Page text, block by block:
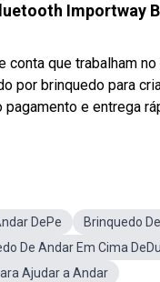
Importway
que trabalham
por brinquedo para
e entrega
DePe
Brinquedo
De Andar Em Cima
Ajudar a Andar